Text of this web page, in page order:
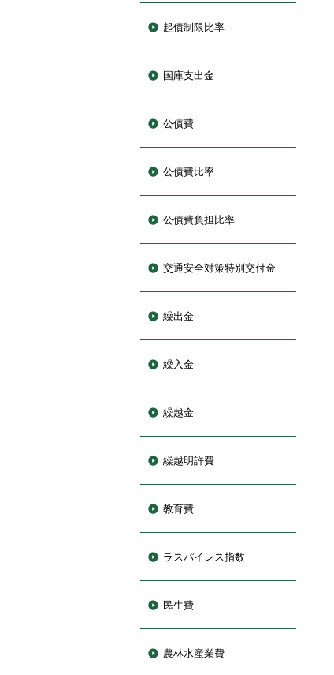
起債制限比率
国庫支出金
公債費
公債費比率
公債費負担比率
交通安全対策特別交付金
繰出金
繰入金
繰越金
繰越明許費
教育費
ラスパイレス指数
民生費
農林水産業費